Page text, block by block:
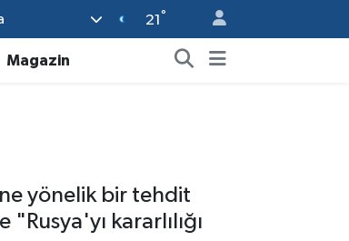
21 °
Magazin
yönelik bir tehdit
kararlılığı